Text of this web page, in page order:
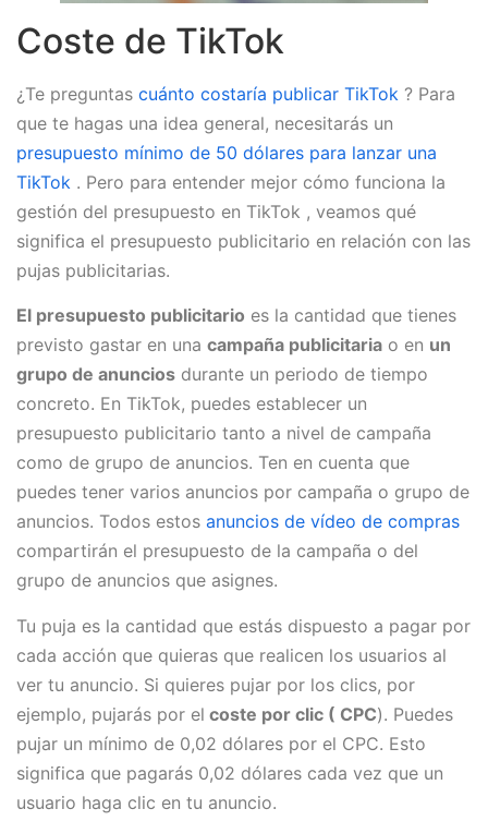
Coste de TikTok
¿Te preguntas cuánto costaría publicar TikTok ? Para
que te hagas una idea general, necesitarás un
presupuesto mínimo de 50 dólares para lanzar una
TikTok . Pero para entender mejor cómo funciona la
gestión del presupuesto en TikTok , veamos qué
significa el presupuesto publicitario en relación con las
pujas publicitarias.
El presupuesto publicitario es la cantidad que tienes
previsto gastar en una campaña publicitaria o en un
grupo de anuncios durante un periodo de tiempo
concreto. En TikTok, puedes establecer un
presupuesto publicitario tanto a nivel de campaña
como de grupo de anuncios. Ten en cuenta que
puedes tener varios anuncios por campaña o grupo de
anuncios. Todos estos anuncios de vídeo de compras
compartirán el presupuesto de la campaña o del
grupo de anuncios que asignes.
Tu puja es la cantidad que estás dispuesto a pagar por
cada acción que quieras que realicen los usuarios al
ver tu anuncio. Si quieres pujar por los clics, por
ejemplo, pujarás por el coste por clic ( CPC). Puedes
pujar un mínimo de 0,02 dólares por el CPC. Esto
significa que pagarás 0,02 dólares cada vez que un
usuario haga clic en tu anuncio.